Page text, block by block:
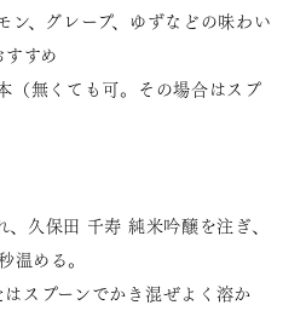
、グレープ、ゆずなどの味わい
すめ
（無くても可。その場合はスプ
久保田 千寿 純米吟醸を注ぎ、
める。
スプーンでかき混ぜよく溶か